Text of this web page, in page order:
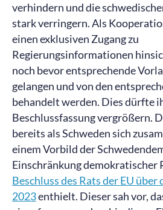
verhindern und die
stark verringern. Als
einen exklusiven Zugang zu
Regierungsinformationen
noch bevor entsprechende
gelangen und von den
behandelt werden. Dies dürfte
Beschlussfassung vergrößern.
bereits als Schweden sich
einem Vorbild der
Einschränkung demokratischer
Beschluss des Rats der EU
2023enthielt. Dieser sah vor,